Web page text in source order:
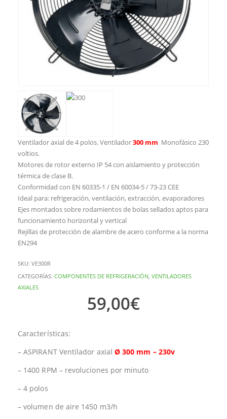
Ventilador axial de 4 polos. Ventilador300 mm Monofásico 230
voltios.
Motores de rotor externo IP 54 con aislamiento y protección
térmica de clase B.
Conformidad con EN 60335-1 / EN 60034-5 / 73-23 CEE
Ideal para: refrigeración, ventilación, extracción, evaporadores
Ejes montados sobre rodamientos de bolas sellados aptos para
funcionamiento horizontal y vertical
Rejillas de protección de alambre de acero conforme a la norma
EN294
SKU: VE300R
CATEGORÍAS: COMPONENTES DE REFRIGERACIÓN, VENTILADORES
AXIALES
59,00€
Características:
– ASPIRANT Ventilador axial Ø 300 mm – 230v
– 1400 RPM – revoluciones por minuto
– 4 polos
– volumen de aire 1450 m3/h